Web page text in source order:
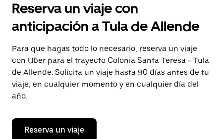
el
y
selecciona
una
fecha.
Presiona
la
tecla Esc
para
cerrar
calendario.
Reserva un viaje con
anticipación a Tula de Allende
Para que hagas todo lo necesario, reserva un viaje
con Uber para el trayecto Colonia Santa Teresa - Tula
de Allende. Solicita un viaje hasta 90 días antes de tu
viaje, en cualquier momento y en cualquier día del
año.
Reserva un viaje